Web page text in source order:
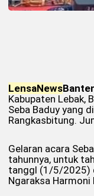
LensaNews
Kabupaten Lebak,
Seba Baduy yang
Rangkasbitung.
Gelaran acara
tahunnya, untuk
tanggl (1/5/2025)
Ngaraksa Harmoni